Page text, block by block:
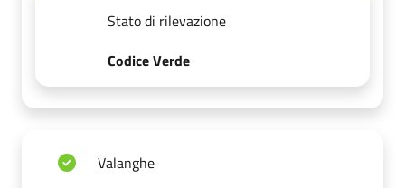
Stato di rilevazione
Codice Verde
Valanghe